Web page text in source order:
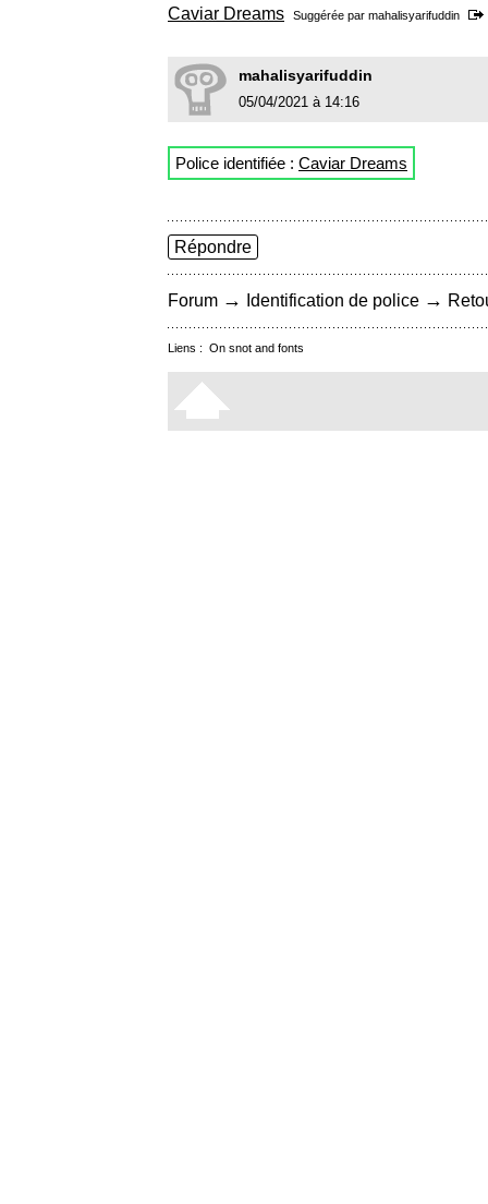
Caviar Dreams Suggérée par mahalisyarifuddin
mahalisyarifuddin
05/04/2021 à 14:16
Police identifiée : Caviar Dreams
Répondre
Forum → Identification de police →
Liens : On snot and fonts